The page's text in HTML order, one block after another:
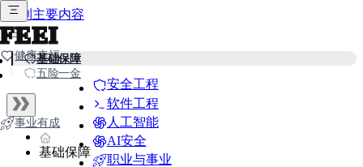
跳到主要内容
FEEI
健康幸福
事业有成
安全工程
软件工程
人工智能
AI安全
职业与事业
基础保障
五险一金
基础保障